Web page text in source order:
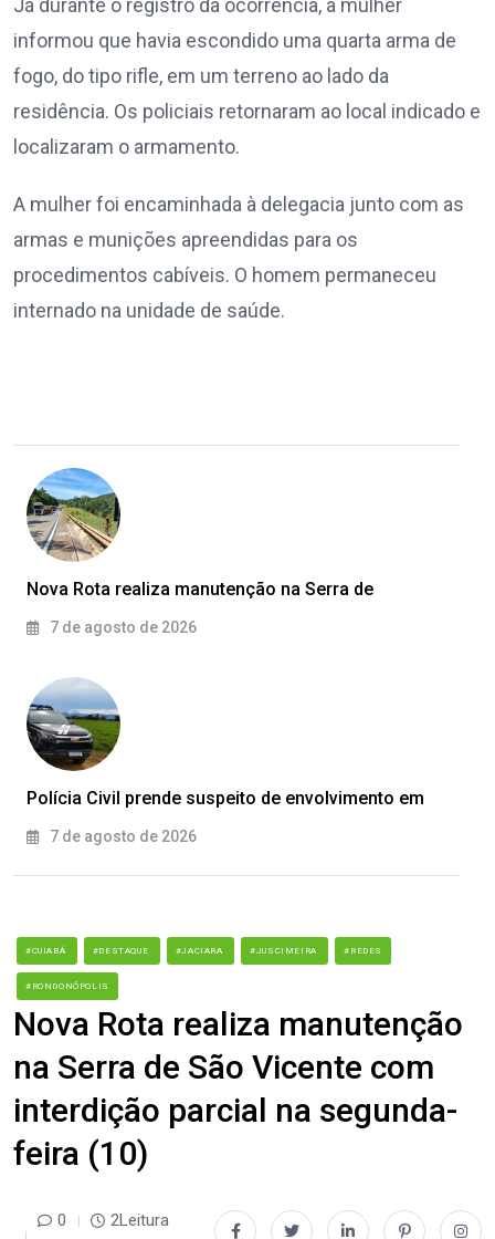
Já durante o registro da ocorrência, a mulher
informou que havia escondido uma quarta arma de
fogo, do tipo rifle, em um terreno ao lado da
residência. Os policiais retornaram ao local indicado e
localizaram o armamento.
A mulher foi encaminhada à delegacia junto com as
armas e munições apreendidas para os
procedimentos cabíveis. O homem permaneceu
internado na unidade de saúde.
Nova Rota realiza manutenção na Serra de
7 de agosto de 2026
Polícia Civil prende suspeito de envolvimento em
7 de agosto de 2026
#CUIABÁ #DESTAQUE #JACIARA #JUSCIMEIRA #REDES
#RONDONÓPOLIS
Nova Rota realiza manutenção
na Serra de São Vicente com
interdição parcial na segunda-
feira (10)
0 2Leitura